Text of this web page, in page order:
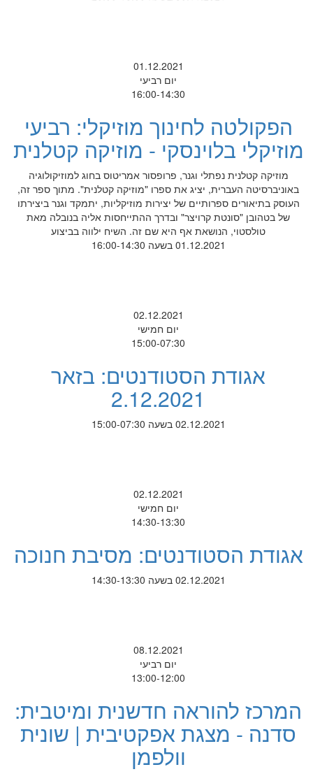
01.12.2021
יום רביעי
16:00-14:30
הפקולטה לחינוך מוזיקלי: רביעי
מוזיקלי בלוינסקי - מוזיקה קטלנית
מוזיקה קטלנית נפתלי וגנר, פרופסור אמריטוס בחוג למוזיקולוגיה
באוניברסיטה העברית, יציג את ספרו "מוזיקה קטלנית". מתוך ספר זה,
העוסק בתיאורים ספרותיים של יצירות מוזיקליות, יתמקד וגנר ביצירתו
של בטהובן "סונטת קרויצר" ובדרך ההתייחסות אליה בנובלה מאת
טולסטוי, הנושאת אף היא שם זה. השיח ילווה בביצוע
01.12.2021 בשעה 16:00-14:30
02.12.2021
יום חמישי
15:00-07:30
אגודת הסטודנטים: בזאר
2.12.2021
02.12.2021 בשעה 15:00-07:30
02.12.2021
יום חמישי
14:30-13:30
אגודת הסטודנטים: מסיבת חנוכה
02.12.2021 בשעה 14:30-13:30
08.12.2021
יום רביעי
13:00-12:00
המרכז להוראה חדשנית ומיטבית:
סדנה - מצגת אפקטיבית | שונית
וולפמן